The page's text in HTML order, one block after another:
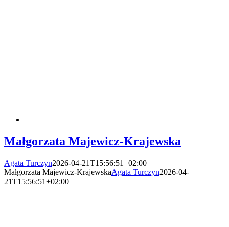
Małgorzata Majewicz-Krajewska
Agata Turczyn2026-04-21T15:56:51+02:00
Małgorzata Majewicz-KrajewskaAgata Turczyn2026-04-
21T15:56:51+02:00